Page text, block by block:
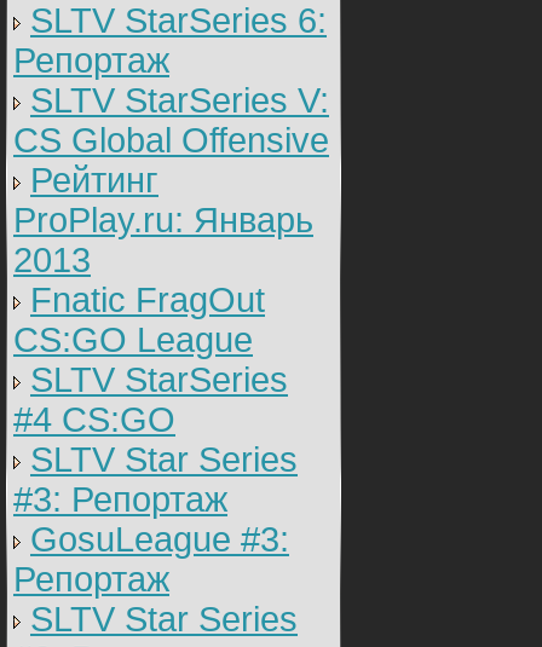
SLTV StarSeries 6:
Репортаж
SLTV StarSeries V:
CS Global Offensive
Рейтинг
ProPlay.ru: Январь
2013
Fnatic FragOut
CS:GO League
SLTV StarSeries
#4 CS:GO
SLTV Star Series
#3: Репортаж
GosuLeague #3:
Репортаж
SLTV Star Series